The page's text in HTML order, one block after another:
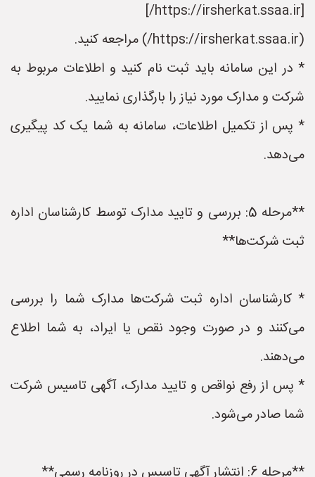
[https://irsherkat.ssaa.ir/]
(https://irsherkat.ssaa.ir/) مراجعه کنید.
* در این سامانه باید ثبت نام کنید و اطلاعات مربوط به
شرکت و مدارک مورد نیاز را بارگذاری نمایید.
* پس از تکمیل اطلاعات، سامانه به شما یک کد پیگیری
می‌دهد.
**مرحله 5: بررسی و تایید مدارک توسط کارشناسان اداره
ثبت شرکت‌ها**
* کارشناسان اداره ثبت شرکت‌ها مدارک شما را بررسی
می‌کنند و در صورت وجود نقص یا ایراد، به شما اطلاع
می‌دهند.
* پس از رفع نواقص و تایید مدارک، آگهی تاسیس شرکت
شما صادر می‌شود.
**مرحله 6: انتشار آگهی تاسیس در روزنامه رسمی**